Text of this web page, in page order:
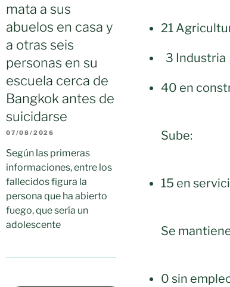
mata a sus
abuelos en casa y
a otras seis
personas en su
escuela cerca de
Bangkok antes de
suicidarse
07/08/2026
Según las primeras
informaciones, entre los
fallecidos figura la
persona que ha abierto
fuego, que sería un
adolescente
21
3 Industria
40 en
Sube:
15 en
Se
0 sin